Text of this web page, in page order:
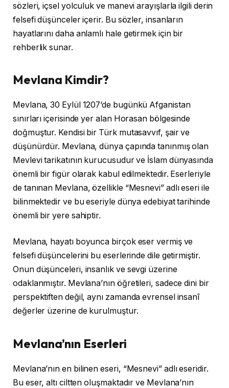
sözleri, içsel yolculuk ve manevi arayışlarla ilgili derin
felsefi düşünceler içerir. Bu sözler, insanların
hayatlarını daha anlamlı hale getirmek için bir
rehberlik sunar.
Mevlana Kimdir?
Mevlana, 30 Eylül 1207’de bugünkü Afganistan
sınırları içerisinde yer alan Horasan bölgesinde
doğmuştur. Kendisi bir Türk mutasavvıf, şair ve
düşünürdür. Mevlana, dünya çapında tanınmış olan
Mevlevi tarikatının kurucusudur ve İslam dünyasında
önemli bir figür olarak kabul edilmektedir. Eserleriyle
de tanınan Mevlana, özellikle “Mesnevi” adlı eseri ile
bilinmektedir ve bu eseriyle dünya edebiyat tarihinde
önemli bir yere sahiptir.
Mevlana, hayatı boyunca birçok eser vermiş ve
felsefi düşüncelerini bu eserlerinde dile getirmiştir.
Onun düşünceleri, insanlık ve sevgi üzerine
odaklanmıştır. Mevlana’nın öğretileri, sadece dini bir
perspektiften değil, aynı zamanda evrensel insanî
değerler üzerine de kurulmuştur.
Mevlana’nın Eserleri
Mevlana’nın en bilinen eseri, “Mesnevi” adlı eseridir.
Bu eser, altı ciltten oluşmaktadır ve Mevlana’nın